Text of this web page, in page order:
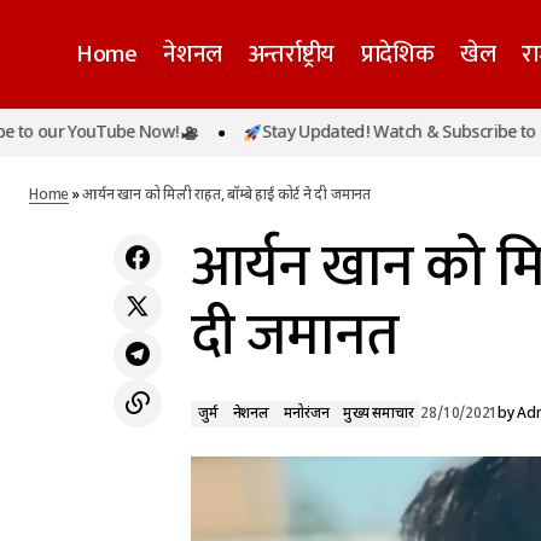
Home नेशनल अन्तर्राष्ट्रीय प्रादेशिक खेल
टीवी एक्ट्रेस काम्या पंजाबी ने रखा राजनीती में कदम,
Now! Stay Updated! Watch & Subscribe to our
Home»आर्यन खान को मिली राहत, बाॅम्बे हाई कोर्ट ने‌ दी जमानत
आर्यन खान को
दी जमानत
जुर्म नेशनल मनोरंजन मुख्य समाचार 28/10/2021by